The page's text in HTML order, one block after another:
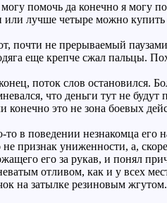
помочь да конечно я могу
или лучше четыре можно купить
почти не прерываемый
еще крепче сжал пальцы.
поток слов остановился.
что деньги тут не
конечно это не зона боевых
то в поведении незнакомца
не признак униженности, а,
его за рукав, и понял
отливом, как и у всех
на затылке резиновым жгутом.